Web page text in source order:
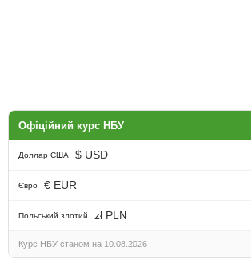
Офіційний курс НБУ
Доллар США $ USD
Євро € EUR
Польський злотий zł PLN
Курс НБУ станом на 10.08.2026